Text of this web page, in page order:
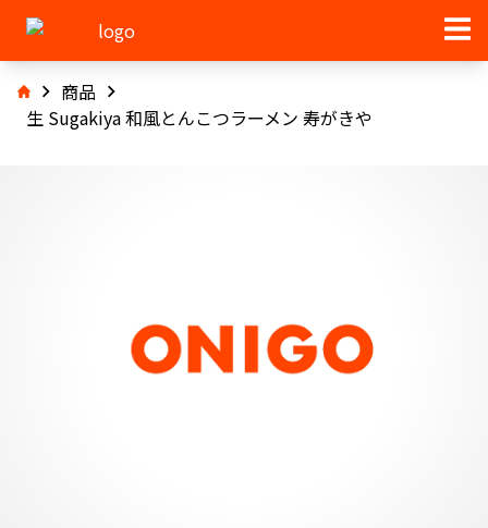
商品
生 Sugakiya 和風とんこつラーメン 寿がきや